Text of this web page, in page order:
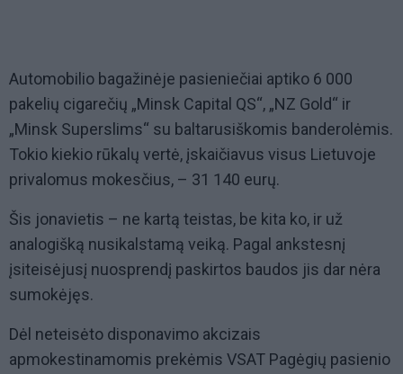
Automobilio bagažinėje pasieniečiai aptiko 6 000
pakelių cigarečių „Minsk Capital QS“, „NZ Gold“ ir
„Minsk Superslims“ su baltarusiškomis banderolėmis.
Tokio kiekio rūkalų vertė, įskaičiavus visus Lietuvoje
privalomus mokesčius, – 31 140 eurų.
Šis jonavietis – ne kartą teistas, be kita ko, ir už
analogišką nusikalstamą veiką. Pagal ankstesnį
įsiteisėjusį nuosprendį paskirtos baudos jis dar nėra
sumokėjęs.
Dėl neteisėto disponavimo akcizais
apmokestinamomis prekėmis VSAT Pagėgių pasienio